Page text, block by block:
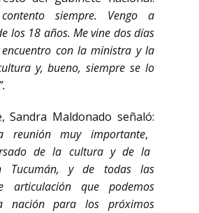
siempre. Vengo a
los 18 años. Me vine dos días
con la ministra y la
y, bueno, siempre se lo
Sandra Maldonado señaló:
reunión muy importante,
de la cultura y de la
Tucumán, y de todas las
articulación que podemos
nación para los próximos